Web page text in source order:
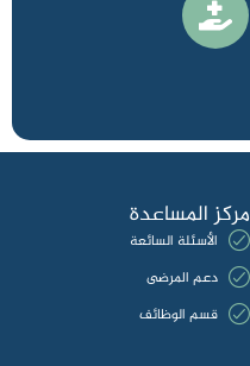
مركز المساعدة
الأسئلة السائعة
دعم المرضى
قسم الوظائف